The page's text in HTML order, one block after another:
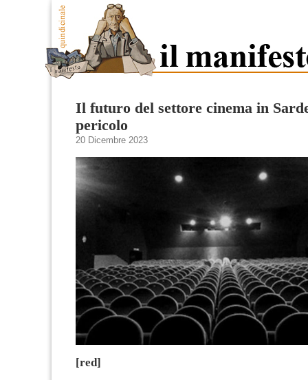
Il futuro del settore cinema in
pericolo
20 Dicembre 2023
[red]